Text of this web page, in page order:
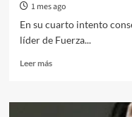
1 mes ago
En su cuarto intento
líder de Fuerza...
Leer másRead
El